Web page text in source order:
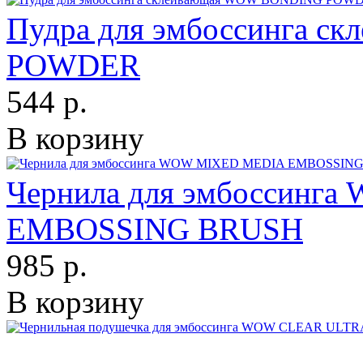
Пудра для эмбоссинга
POWDER
544 р.
В корзину
Чернила для
EMBOSSING BRUSH
985 р.
В корзину